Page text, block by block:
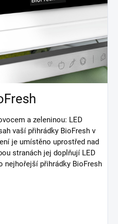
a zeleninou: LED
vaší přihrádky BioFresh v
je umístěno uprostřed nad
stranách jej doplňují LED
nejhořejší přihrádky BioFresh